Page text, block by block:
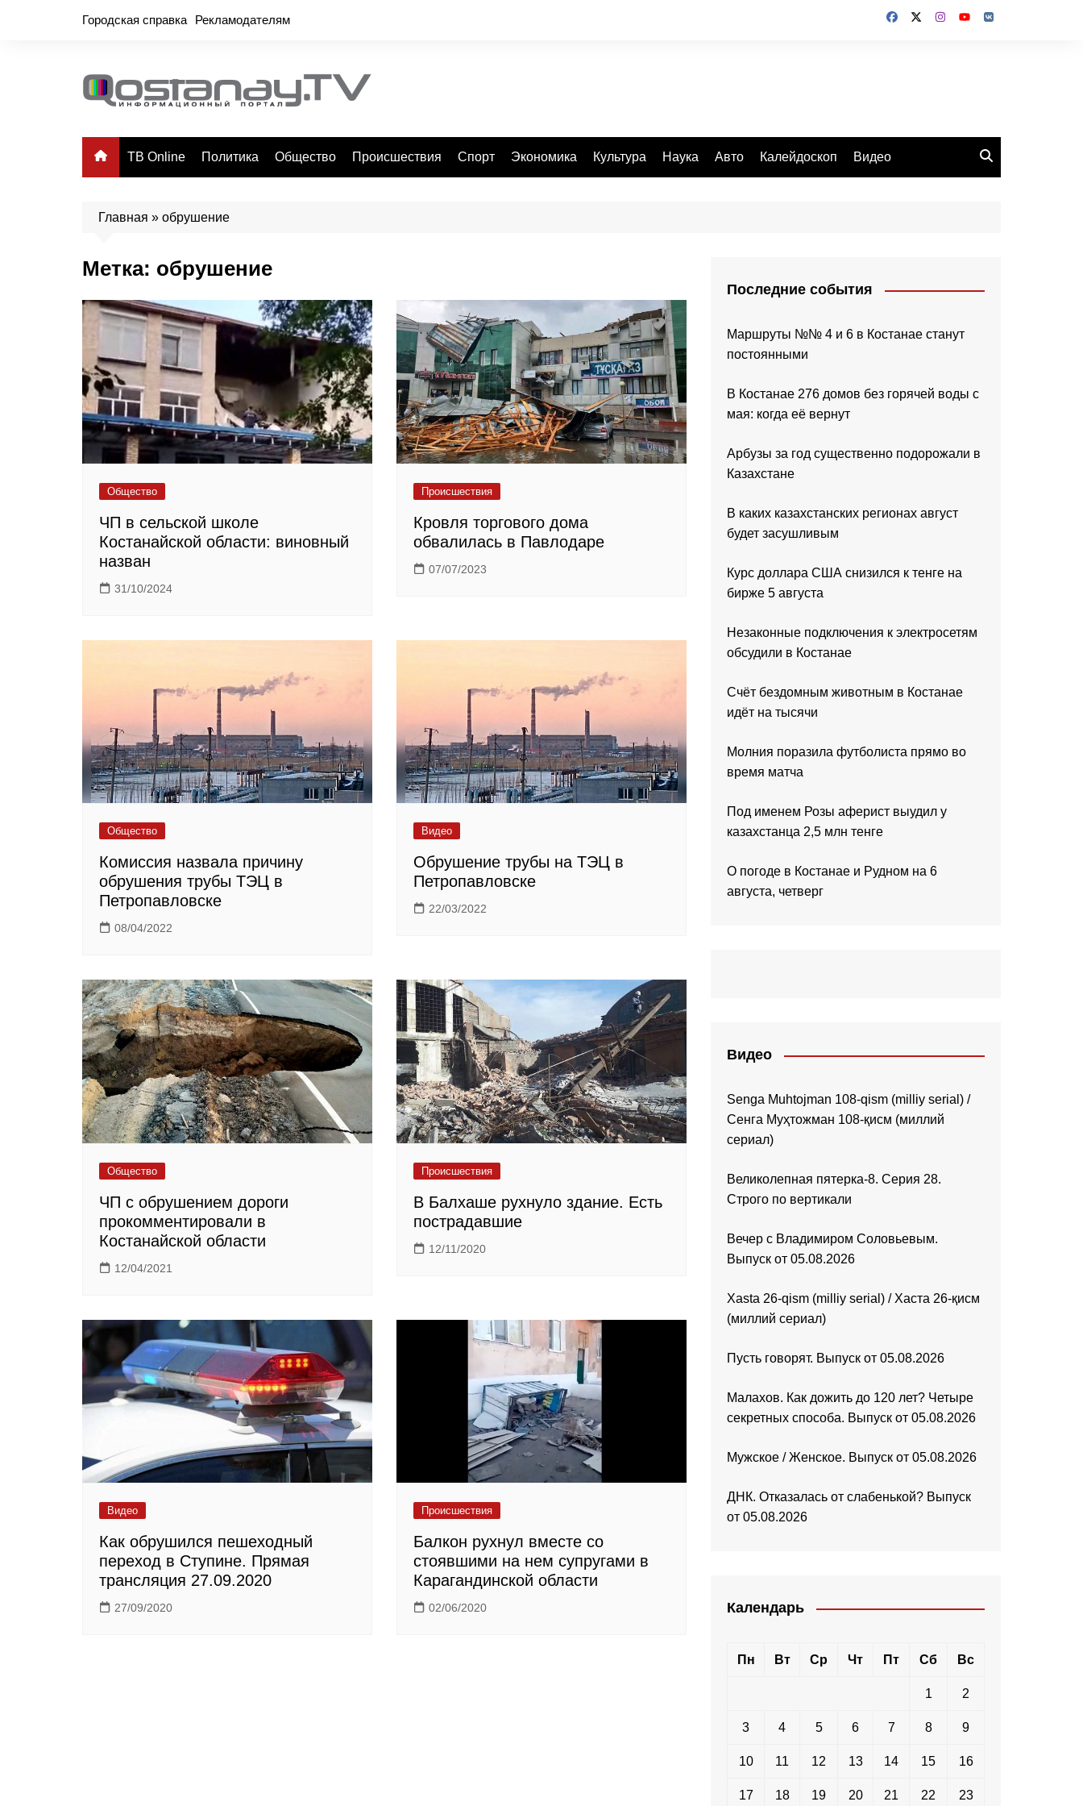
Городская справка Рекламодателям
ТВ Online Политика Общество Происшествия Спорт Экономика Культура Наука Авто Калейдоскоп Видео
Главная » обрушение
Метка: обрушение
Общество
ЧП в сельской школе
Костанайской области: виновный
назван
31/10/2024
Происшествия
Кровля торгового дома
обвалилась в Павлодаре
07/07/2023
Общество
Комиссия назвала причину
обрушения трубы ТЭЦ в
Петропавловске
08/04/2022
Видео
Обрушение трубы на ТЭЦ в
Петропавловске
22/03/2022
Общество
ЧП с обрушением дороги
прокомментировали в
Костанайской области
12/04/2021
Происшествия
В Балхаше рухнуло здание. Есть
пострадавшие
12/11/2020
Видео
Как обрушился пешеходный
переход в Ступине. Прямая
трансляция 27.09.2020
27/09/2020
Происшествия
Балкон рухнул вместе со
стоявшими на нем супругами в
Карагандинской области
02/06/2020
Последние события
Маршруты №№ 4 и 6 в Костанае станут
постоянными
В Костанае 276 домов без горячей воды с
мая: когда её вернут
Арбузы за год существенно подорожали в
Казахстане
В каких казахстанских регионах август
будет засушливым
Курс доллара США снизился к тенге на
бирже 5 августа
Незаконные подключения к электросетям
обсудили в Костанае
Счёт бездомным животным в Костанае
идёт на тысячи
Молния поразила футболиста прямо во
время матча
Под именем Розы аферист выудил у
казахстанца 2,5 млн тенге
О погоде в Костанае и Рудном на 6
августа, четверг
Видео
Senga Muhtojman 108-qism (milliy serial) /
Сенга Муҳтожман 108-қисм (миллий
сериал)
Великолепная пятерка-8. Серия 28.
Строго по вертикали
Вечер с Владимиром Соловьевым.
Выпуск от 05.08.2026
Xasta 26-qism (milliy serial) / Хаста 26-қисм
(миллий сериал)
Пусть говорят. Выпуск от 05.08.2026
Малахов. Как дожить до 120 лет? Четыре
секретных способа. Выпуск от 05.08.2026
Мужское / Женское. Выпуск от 05.08.2026
ДНК. Отказалась от слабенькой? Выпуск
от 05.08.2026
Календарь
Пн Вт Ср Чт Пт Сб Вс
1 2
3 4 5 6 7 8 9
10 11 12 13 14 15 16
17 18 19 20 21 22 23